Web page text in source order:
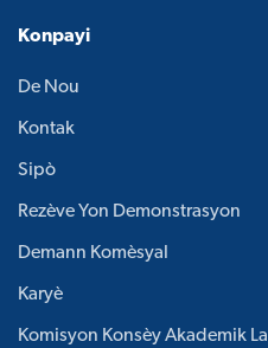
Konpayi
De Nou
Kontak
Sipò
Rezève Yon Demonstrasyon
Demann Komèsyal
Karyè
Komisyon Konsèy Akademik La